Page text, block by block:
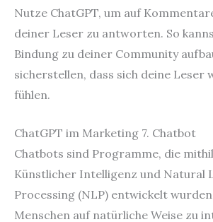
Nutze ChatGPT, um auf
deiner Leser zu antworten. So
Bindung zu deiner Community
sicherstellen, dass sich deine Leser
fühlen.
ChatGPT im Marketing 7. Chatbot
Chatbots sind Programme, die
Künstlicher Intelligenz und Natural
Processing (NLP) entwickelt
Menschen auf natürliche Weise zu